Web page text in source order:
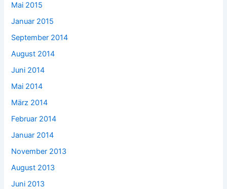
Mai 2015
Januar 2015
September 2014
August 2014
Juni 2014
Mai 2014
März 2014
Februar 2014
Januar 2014
November 2013
August 2013
Juni 2013